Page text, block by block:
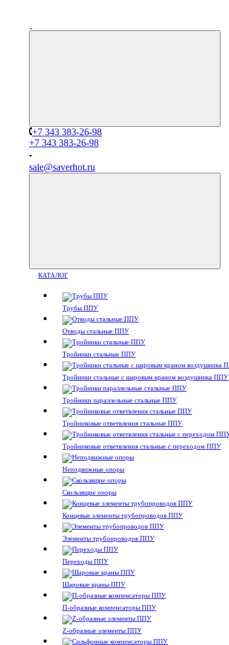
+7 343 383-26-98
+7 343 383-26-98
sale@saverhot.ru
КАТАЛОГ
Трубы ППУ
Отводы стальные ППУ
Тройники стальные ППУ
Тройники стальные с шаровым краном воздушника ППУ
Тройники параллельные стальные ППУ
Тройниковые ответвления стальные ППУ
Тройниковые ответвления стальные с переходом ППУ
Неподвижные опоры
Скользящие опоры
Концевые элементы трубопроводов ППУ
Элементы трубопроводов ППУ
Переходы ППУ
Шаровые краны ППУ
П-образные компенсаторы ППУ
Z-образные элементы ППУ